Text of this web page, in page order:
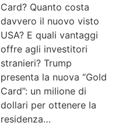
Card? Quanto costa
davvero il nuovo visto
USA? E quali vantaggi
offre agli investitori
stranieri? Trump
presenta la nuova “Gold
Card”: un milione di
dollari per ottenere la
residenza…